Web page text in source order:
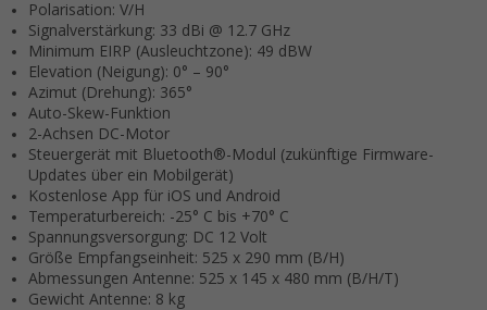
Polarisation: V/H
Signalverstärkung: 33 dBi @ 12.7 GHz
Minimum EIRP (Ausleuchtzone): 49 dBW
Elevation (Neigung): 0° – 90°
Azimut (Drehung): 365°
Auto-Skew-Funktion
2-Achsen DC-Motor
Steuergerät mit Bluetooth®-Modul (zukünftige Firmware-
Updates über ein Mobilgerät)
Kostenlose App für iOS und Android
Temperaturbereich: -25° C bis +70° C
Spannungsversorgung: DC 12 Volt
Größe Empfangseinheit: 525 x 290 mm (B/H)
Abmessungen Antenne: 525 x 145 x 480 mm (B/H/T)
Gewicht Antenne: 8 kg